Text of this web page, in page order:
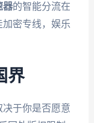
器的智能分流在
密专线，娱乐
界
于你是否愿意